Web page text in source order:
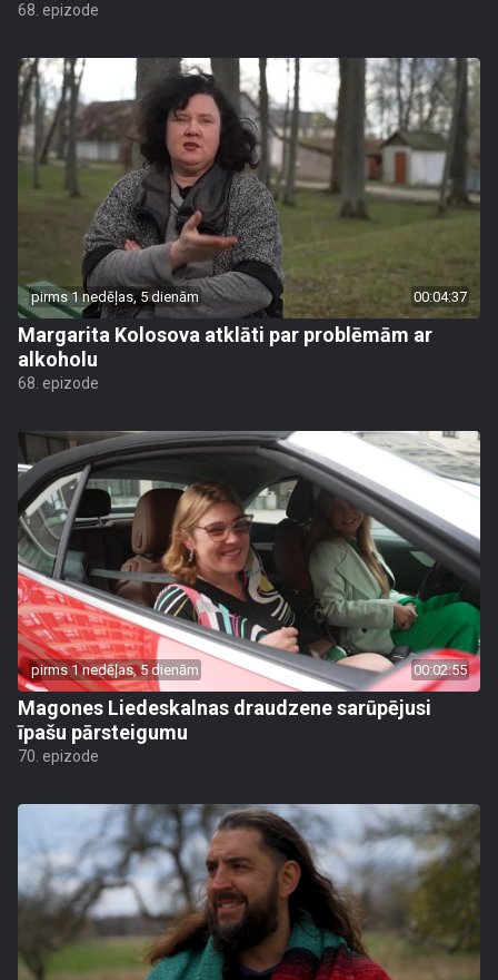
68. epizode
pirms 1 nedēļas, 5 dienām 00:04:37
Margarita Kolosova atklāti par problēmām ar
alkoholu
68. epizode
pirms 1 nedēļas, 5 dienām 00:02:55
Magones Liedeskalnas draudzene sarūpējusi
īpašu pārsteigumu
70. epizode